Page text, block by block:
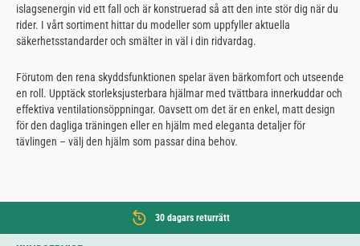
islagsenergin vid ett fall och är konstruerad så att den inte stör dig när du
rider. I vårt sortiment hittar du modeller som uppfyller aktuella
säkerhetsstandarder och smälter in väl i din ridvardag.
Förutom den rena skyddsfunktionen spelar även bärkomfort och utseende
en roll. Upptäck storleksjusterbara hjälmar med tvättbara innerkuddar och
effektiva ventilationsöppningar. Oavsett om det är en enkel, matt design
för den dagliga träningen eller en hjälm med eleganta detaljer för
tävlingen – välj den hjälm som passar dina behov.
30 dagars returrätt